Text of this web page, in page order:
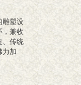
雕塑设
，兼收
、传统
力加